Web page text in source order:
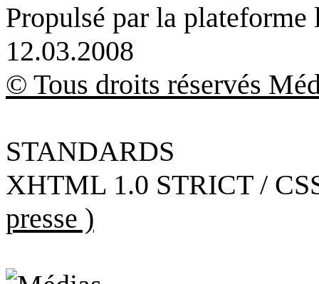
Propulsé par la plateforme
12.03.2008
© Tous droits réservés
STANDARDS
XHTML 1.0 STRICT /
presse )